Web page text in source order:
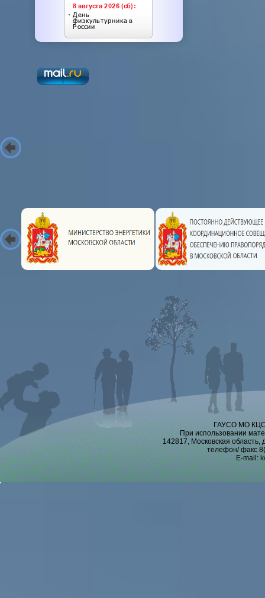
ГАУСО МО
При использовании
142817, Московская
телефон/ факс
E-mail: